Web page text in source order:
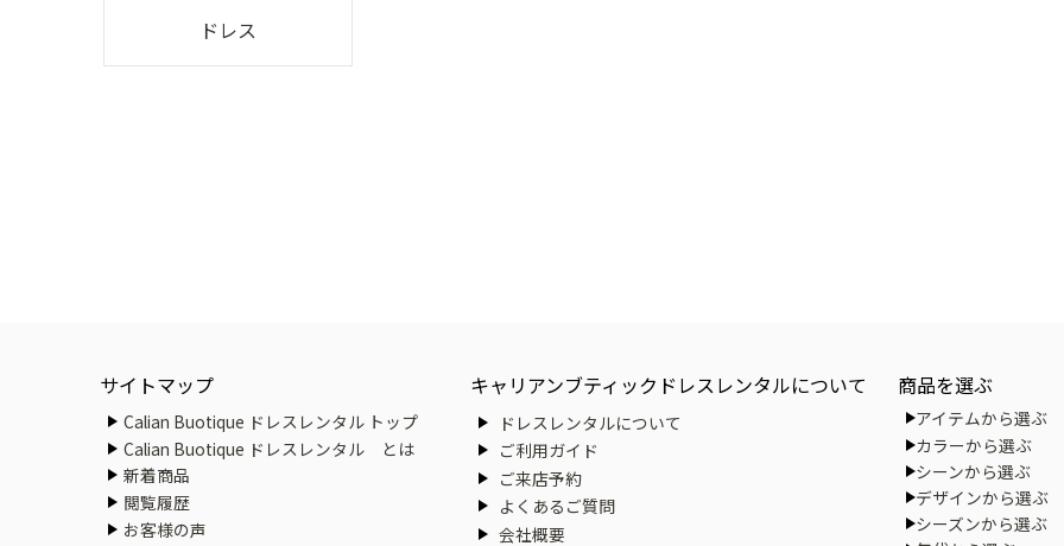
ドレス
サイトマップ
Calian Buotique ドレスレンタル トップ
Calian Buotique ドレスレンタル とは
新着商品
閲覧履歴
お客様の声
キャリアンブティックドレスレンタルについて
ドレスレンタルについて
ご利用ガイド
ご来店予約
よくあるご質問
会社概要
商品を選ぶ
アイテムから選ぶ
カラーから選ぶ
シーンから選ぶ
デザインから選ぶ
シーズンから選ぶ